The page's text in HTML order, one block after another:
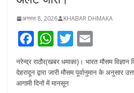
अगस्त में पहाड़ी जनपदों के
अलर्ट जारी।
अगस्त 8, 2026 KHABAR DHMAKA
F
ac
W
h
T E